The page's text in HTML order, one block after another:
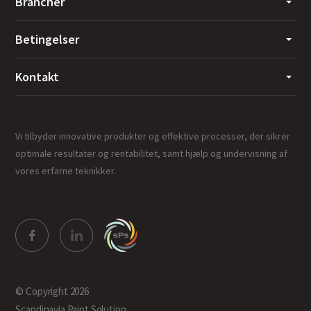
Betingelser
Kontakt
Vi tilbyder innovative produkter og effektive processer, der sikrer
optimale resultater og rentabilitet, samt hjælp og undervisning af
vores erfarne teknikker.
© Copyright 2026